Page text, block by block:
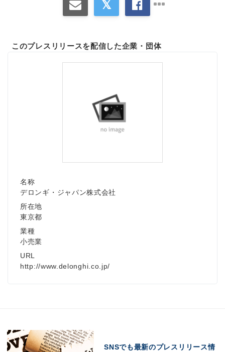
このプレスリリースを配信した企業・団体
名称
デロンギ・ジャパン株式会社
所在地
東京都
業種
小売業
URL
http://www.delonghi.co.jp/
SNSでも最新のプレスリリース情